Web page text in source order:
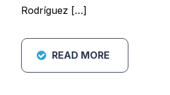
Rodríguez […]
READ MORE